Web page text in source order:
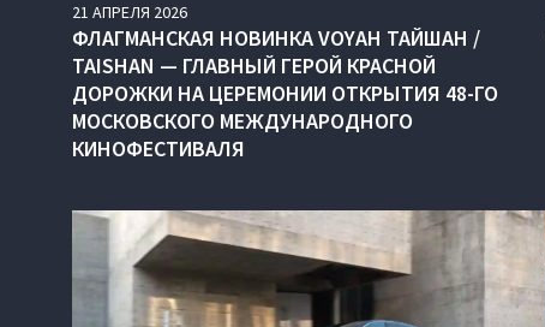
21 АПРЕЛЯ 2026
ФЛАГМАНСКАЯ НОВИНКА VOYAH ТАЙШАН /
TAISHAN — ГЛАВНЫЙ ГЕРОЙ КРАСНОЙ
ДОРОЖКИ НА ЦЕРЕМОНИИ ОТКРЫТИЯ 48-ГО
МОСКОВСКОГО МЕЖДУНАРОДНОГО
КИНОФЕСТИВАЛЯ